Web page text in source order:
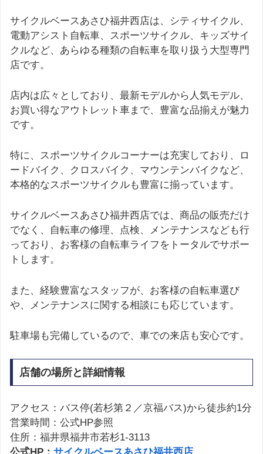
サイクルベースあさひ福井西店は、シティサイクル、
電動アシスト自転車、スポーツサイクル、キッズサイ
クルなど、あらゆる種類の自転車を取り扱う大型専門
店です。
店内は広々としており、最新モデルから人気モデル、
お買い得なアウトレット車まで、豊富な品揃えが魅力
です。
特に、スポーツサイクルコーナーは充実しており、ロ
ードバイク、クロスバイク、マウンテンバイクなど、
本格的なスポーツサイクルも豊富に揃っています。
サイクルベースあさひ福井西店では、商品の販売だけ
でなく、自転車の修理、点検、メンテナンスなども行
っており、お客様の自転車ライフをトータルでサポー
トします。
また、経験豊富なスタッフが、お客様の自転車選び
や、メンテナンスに関する相談にも応じています。
駐車場も完備しているので、車での来店も安心です。
店舗の場所と詳細情報
アクセス：バス停(若杉第２／京福バス)から徒歩約1分
営業時間：公式HP参照
住所：福井県福井市若杉1-3113